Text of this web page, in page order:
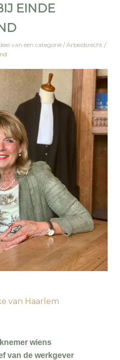
EINDE
van een categorie / Arbeidsrecht /
van Haarlem
wiens
van de werkgever